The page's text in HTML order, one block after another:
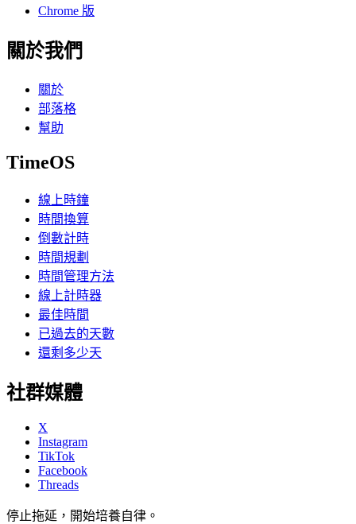
Chrome 版
關於我們
關於
部落格
幫助
TimeOS
線上時鐘
時間換算
倒數計時
時間規劃
時間管理方法
線上計時器
最佳時間
已過去的天數
還剩多少天
社群媒體
X
Instagram
TikTok
Facebook
Threads
停止拖延，開始培養自律。